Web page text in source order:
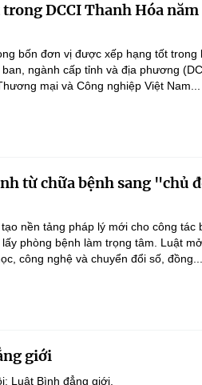
DCCI Thanh Hóa năm
bốn đơn vị được xếp hạng tốt trong
ngành cấp tỉnh và địa phương
mại và Công nghiệp Việt Nam...
từ chữa bệnh sang "chủ
nền tảng pháp lý mới cho công tác
phòng bệnh làm trọng tâm. Luật
công nghệ và chuyển đổi số, đồng...
giới
Luật Bình đẳng giới.